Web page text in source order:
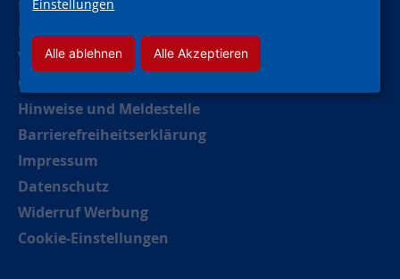
Deutsche Gebärdensprache
Kontakt
Verhaltenskodex (CoC)
Compliance
Hinweise und Meldestelle
Barrierefreiheitserklärung
Impressum
Datenschutz
Widerruf Werbung
Cookie-Einstellungen
Einstellungen
Alle ablehnen Alle Akzeptieren